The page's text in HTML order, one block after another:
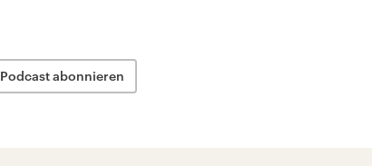
Podcast abonnieren